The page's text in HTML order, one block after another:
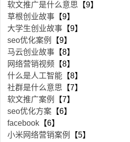
软文推广是什么意思 【9】
草根创业故事 【9】
大学生创业故事 【9】
seo优化案例
【9】
马云创业故事 【8】
网络营销视频 【8】
什么是人工智能 【8】
社群是什么意思 【7】
软文推广案例
【7】
seo优化方案 【6】
facebook 【6】
小米网络营销案例
【5】